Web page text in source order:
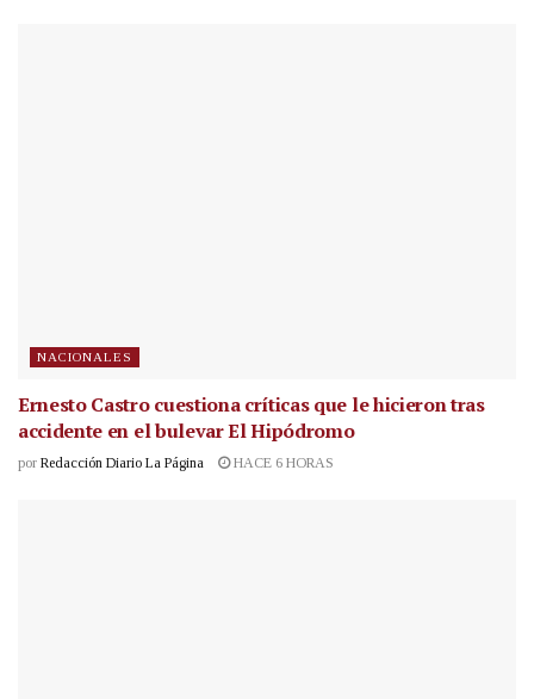
NACIONALES
Ernesto Castro cuestiona críticas que le hicieron tras
accidente en el bulevar El Hipódromo
por Redacción Diario La Página HACE 6 HORAS